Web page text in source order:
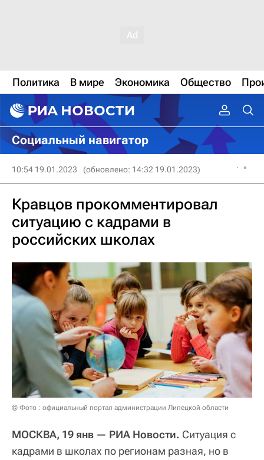
Политика В мире Экономика Общество
Социальный навигатор
10:54 19.01.2023 (обновлено: 14:32 19.01.2023)
Кравцов прокомментировал
ситуацию с кадрами в
российских школах
© Фото : официальный портал администрации Липецкой области
МОСКВА, 19 янв — РИА Новости. Ситуация с
кадрами в школах по регионам разная, но в